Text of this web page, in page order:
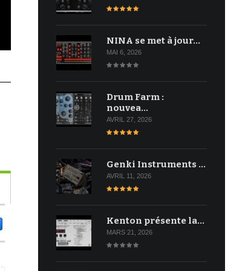
NINA se met à jour…
MAI 6, 2026
Drum Farm :
nouvea…
AVRIL 27, 2026
Genki Instruments …
AVRIL 11, 2026
Kenton présente la…
MARS 21, 2026